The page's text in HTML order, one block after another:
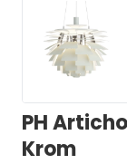
PH
Krom